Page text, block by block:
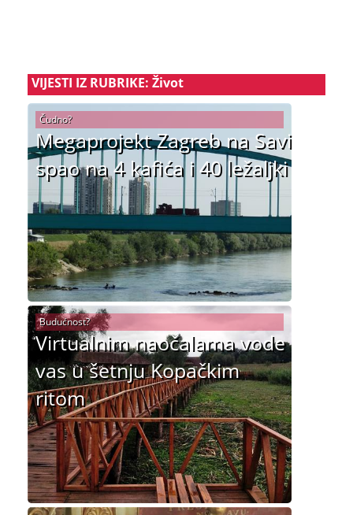
VIJESTI IZ RUBRIKE: Život
Megaprojekt Zagreb na Savi
spao na 4 kafića i 40 ležaljki
Čudno?
Virtualnim naočalama vode
vas u šetnju Kopačkim
ritom
Budućnost?